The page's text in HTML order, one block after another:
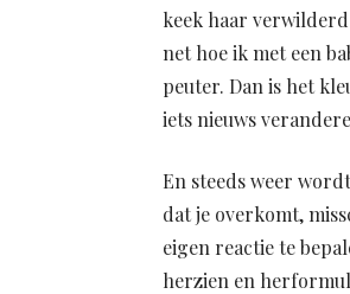
keek haar
net hoe ik met een
peuter. Dan is het
iets nieuws
En steeds weer
dat je overkomt,
eigen reactie te
herzien en